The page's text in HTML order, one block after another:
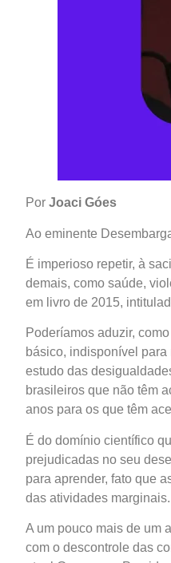
Por Joaci Góes
Ao eminente
É imperioso repetir, à
demais, como saúde,
em livro de 2015,
Poderíamos aduzir,
básico, indisponível
estudo das
brasileiros que não têm
anos para os que têm
É do domínio científico
prejudicadas no seu
para aprender, fato que
das atividades marginais.
A um pouco mais de um
com o descontrole das